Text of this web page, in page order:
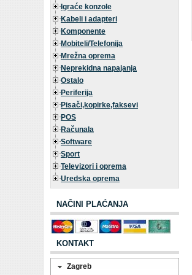
Igraće konzole
Kabeli i adapteri
Komponente
Mobiteli/Telefonija
Mrežna oprema
Neprekidna napajanja
Ostalo
Periferija
Pisači,kopirke,faksevi
POS
Računala
Software
Sport
Televizori i oprema
Uredska oprema
NAČINI PLAĆANJA
KONTAKT
Zagreb